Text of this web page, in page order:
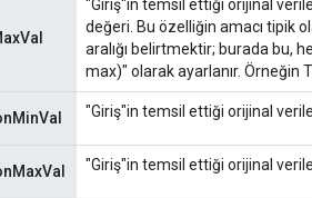
"Giriş"in temsil ettiği orijinal
değeri. Bu özelliğin amacı tipik
aralığı belirtmektir; burada bu,
max)" olarak ayarlanır. Örneğin
"Giriş"in temsil ettiği orijinal
"Giriş"in temsil ettiği orijinal